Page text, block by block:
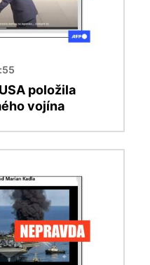
položila
vojína